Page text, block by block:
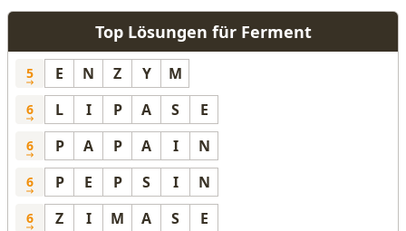
Top Lösungen für Ferment
5 E N Z Y M
6 L I P A S E
6 P A P A I N
6 P E P S I N
6 Z I M A S E